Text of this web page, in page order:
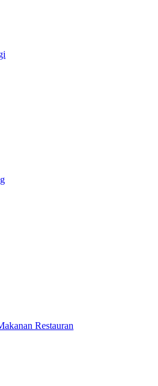
Restauran